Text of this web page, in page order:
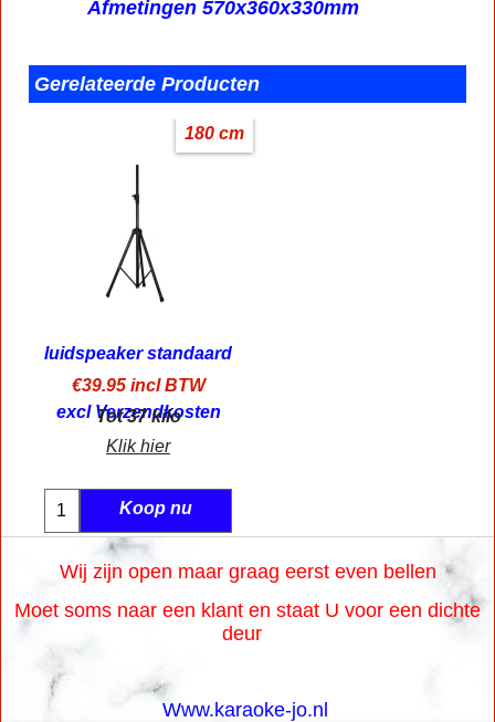
Afmetingen 570x360x330mm
Gerelateerde Producten
180 cm
luidspeaker standaard
€39.95 incl BTW
excl Verzendkosten
Tot 37 kilo
Klik hier
Koop nu
Wij zijn open maar graag eerst even bellen
Moet soms naar een klant en staat U voor een dichte
deur
Www.karaoke-jo.nl